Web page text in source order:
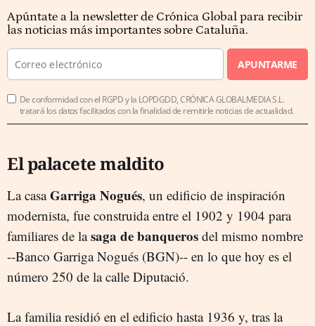
Apúntate a la newsletter de Crónica Global para recibir
las noticias más importantes sobre Cataluña.
APUNTARME
De conformidad con el RGPD y la LOPDGDD, CRÓNICA GLOBALMEDIA S.L.
tratará los datos facilitados con la finalidad de remitirle noticias de actualidad.
El palacete maldito
La casaGarriga Nogués, un edificio de inspiración
modernista, fue construida entre el 1902 y 1904 para
familiares de lasaga de banqueros del mismo nombre
--Banco Garriga Nogués (BGN)-- en lo que hoy es el
número 250 de la calle Diputació.
La familia residió en el edificio hasta 1936 y, tras la